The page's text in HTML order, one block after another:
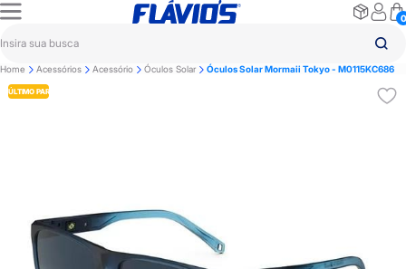
0
Home Acessórios Acessório Óculos Solar Óculos Solar Mormaii Tokyo - M0115KC686
ÚLTIMO PAR